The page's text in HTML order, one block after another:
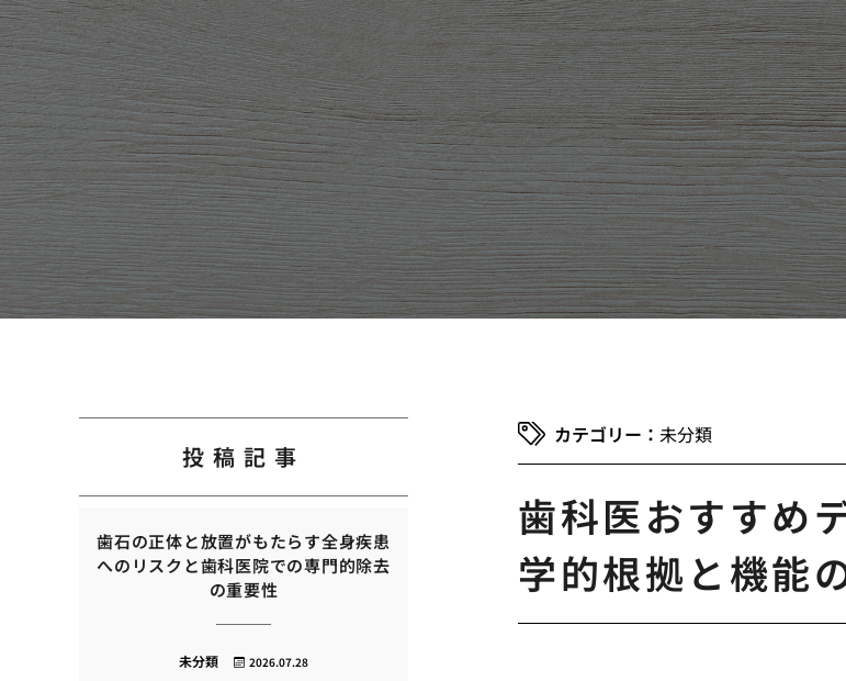
未分類
歯科医おすすめ
学的根拠と機能
投稿記事
歯石の正体と放置がもたらす全身疾患
へのリスクと歯科医院での専門的除去
の重要性
2026.07.28
未分類